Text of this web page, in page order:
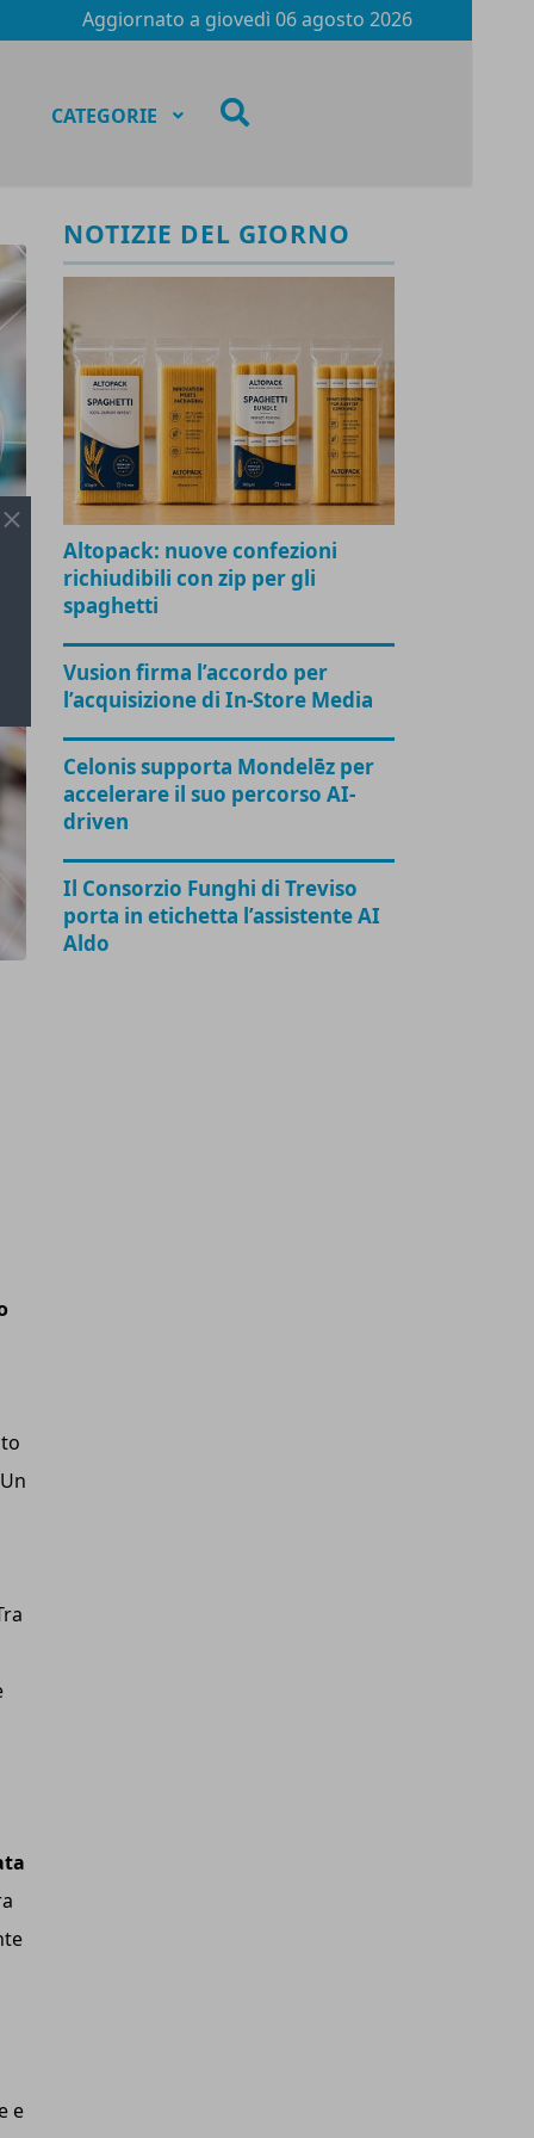
Aggiornato a giovedì 06 agosto 2026
CATEGORIE
e
NOTIZIE DEL GIORNO
Altopack: nuove confezioni
richiudibili con zip per gli
spaghetti
Vusion firma l’accordo per
l’acquisizione di In-Store Media
Celonis supporta Mondelēz per
accelerare il suo percorso AI-
driven
Il Consorzio Funghi di Treviso
porta in etichetta l’assistente AI
Aldo